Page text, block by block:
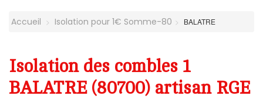
Accueil Isolation pour 1€ Somme-80 BALATRE
Isolation des combles 1
BALATRE (80700) artisan RGE